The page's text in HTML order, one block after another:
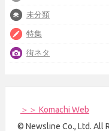
未分類
特集
街ネタ
＞＞ Komachi Web
© Newsline Co., Ltd. All